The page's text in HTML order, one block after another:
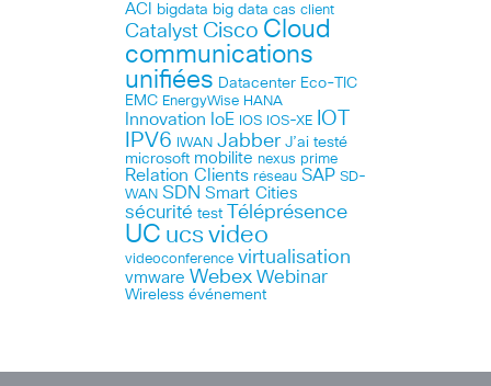
ACI bigdata big data cas client
Catalyst Cisco Cloud
communications
unifiées Datacenter Eco-TIC
EMC EnergyWise HANA
Innovation IoE IOS IOS-XE IOT
IPV6 IWAN Jabber J’ai testé
microsoft mobilite nexus prime
Relation Clients réseau SAP SD-
WAN SDN Smart Cities
sécurité test Téléprésence
UC ucs video
videoconference virtualisation
vmware Webex Webinar
Wireless événement